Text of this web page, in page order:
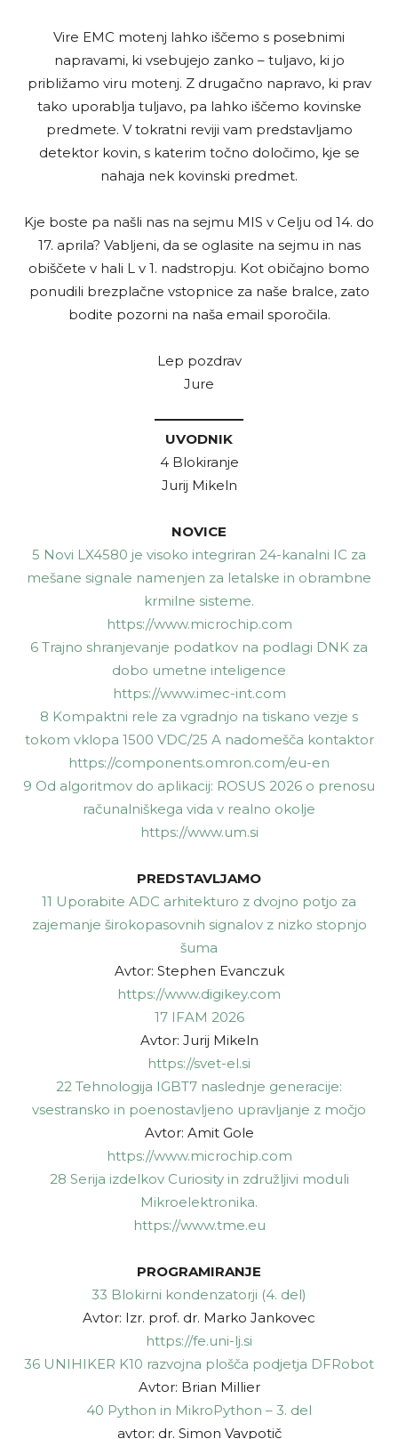
Vire EMC motenj lahko iščemo s posebnimi
napravami, ki vsebujejo zanko – tuljavo, ki jo
približamo viru motenj. Z drugačno napravo, ki prav
tako uporablja tuljavo, pa lahko iščemo kovinske
predmete. V tokratni reviji vam predstavljamo
detektor kovin, s katerim točno določimo, kje se
nahaja nek kovinski predmet.
Kje boste pa našli nas na sejmu MIS v Celju od 14. do
17. aprila? Vabljeni, da se oglasite na sejmu in nas
obiščete v hali L v 1. nadstropju. Kot običajno bomo
ponudili brezplačne vstopnice za naše bralce, zato
bodite pozorni na naša email sporočila.
Lep pozdrav
Jure
UVODNIK
4 Blokiranje
Jurij Mikeln
NOVICE
5 Novi LX4580 je visoko integriran 24-kanalni IC za
mešane signale namenjen za letalske in obrambne
krmilne sisteme.
https://www.microchip.com
6 Trajno shranjevanje podatkov na podlagi DNK za
dobo umetne inteligence
https://www.imec-int.com
8 Kompaktni rele za vgradnjo na tiskano vezje s
tokom vklopa 1500 VDC/25 A nadomešča kontaktor
https://components.omron.com/eu-en
9 Od algoritmov do aplikacij: ROSUS 2026 o prenosu
računalniškega vida v realno okolje
https://www.um.si
PREDSTAVLJAMO
11 Uporabite ADC arhitekturo z dvojno potjo za
zajemanje širokopasovnih signalov z nizko stopnjo
šuma
Avtor: Stephen Evanczuk
https://www.digikey.com
17 IFAM 2026
Avtor: Jurij Mikeln
https://svet-el.si
22 Tehnologija IGBT7 naslednje generacije:
vsestransko in poenostavljeno upravljanje z močjo
Avtor: Amit Gole
https://www.microchip.com
28 Serija izdelkov Curiosity in združljivi moduli
Mikroelektronika.
https://www.tme.eu
PROGRAMIRANJE
33 Blokirni kondenzatorji (4. del)
Avtor: Izr. prof. dr. Marko Jankovec
https://fe.uni-lj.si
36 UNIHIKER K10 razvojna plošča podjetja DFRobot
Avtor: Brian Millier
40 Python in MikroPython – 3. del
avtor: dr. Simon Vavpotič